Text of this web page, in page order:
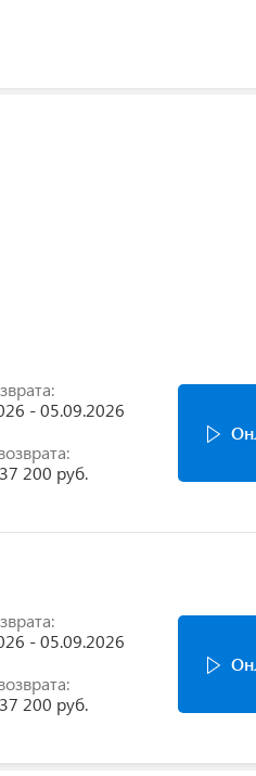
- 05.09.2026
200 руб.
- 05.09.2026
200 руб.